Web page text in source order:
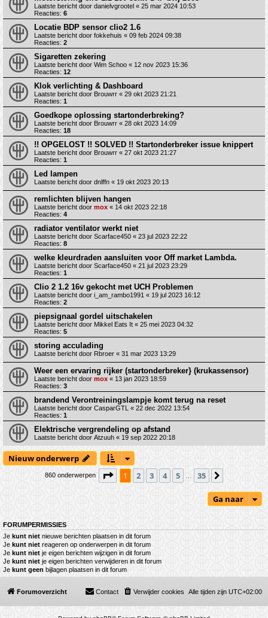
Laatste bericht door danielvgrootel « 25 mar 2024 10:53
Reacties: 6
Locatie BDP sensor clio2 1.6
Laatste bericht door fokkehuis « 09 feb 2024 09:38
Reacties: 2
Sigaretten zekering
Laatste bericht door Wim Schoo « 12 nov 2023 15:36
Reacties: 12
Klok verlichting & Dashboard
Laatste bericht door Brouwrr « 29 okt 2023 21:21
Reacties: 1
Goedkope oplossing startonderbreking?
Laatste bericht door Brouwrr « 28 okt 2023 14:09
Reacties: 18
!! OPGELOST !! SOLVED !! Startonderbreker issue knippert
Laatste bericht door Brouwrr « 27 okt 2023 21:27
Reacties: 1
Led lampen
Laatste bericht door dnlffn « 19 okt 2023 20:13
remlichten blijven hangen
Laatste bericht door mox « 14 okt 2023 22:18
Reacties: 4
radiator ventilator werkt niet
Laatste bericht door Scarface450 « 23 jul 2023 22:22
Reacties: 8
welke kleurdraden aansluiten voor Off market Lambda.
Laatste bericht door Scarface450 « 21 jul 2023 23:29
Reacties: 1
Clio 2 1.2 16v gekocht met UCH Problemen
Laatste bericht door i_am_rambo1991 « 19 jul 2023 16:12
Reacties: 2
piepsignaal gordel uitschakelen
Laatste bericht door Mikkel Eats It « 25 mei 2023 04:32
Reacties: 5
storing acculading
Laatste bericht door Rbroer « 31 mar 2023 13:29
Weer een ervaring rijker (startonderbreker} (krukassensor)
Laatste bericht door mox « 13 jan 2023 18:59
Reacties: 3
brandend Verontreiningslampje komt terug na reset
Laatste bericht door CasparGTL « 22 dec 2022 13:54
Reacties: 1
Elektrische vergrendeling op afstand
Laatste bericht door Atzuuh « 19 sep 2022 20:18
Nieuw onderwerp
860 onderwerpen Pagina van35
1 2 3 4 5 35
Ga naar
FORUMPERMISSIES
Je kunt niet nieuwe berichten plaatsen in dit forum
Je kunt niet reageren op onderwerpen in dit forum
Je kunt niet je eigen berichten wijzigen in dit forum
Je kunt niet je eigen berichten verwijderen in dit forum
Je kunt geen bijlagen plaatsen in dit forum
Forumoverzicht Alle tijden zijn UTC+02:00
Verwijder cookies
Contact